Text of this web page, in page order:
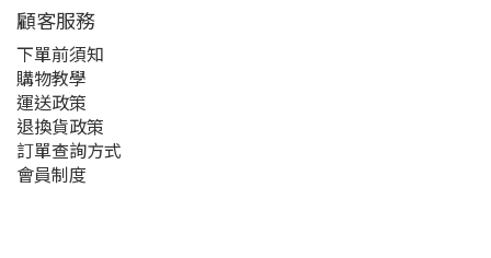
顧客服務
下單前須知
購物教學
運送政策
退換貨政策
訂單查詢方式
會員制度